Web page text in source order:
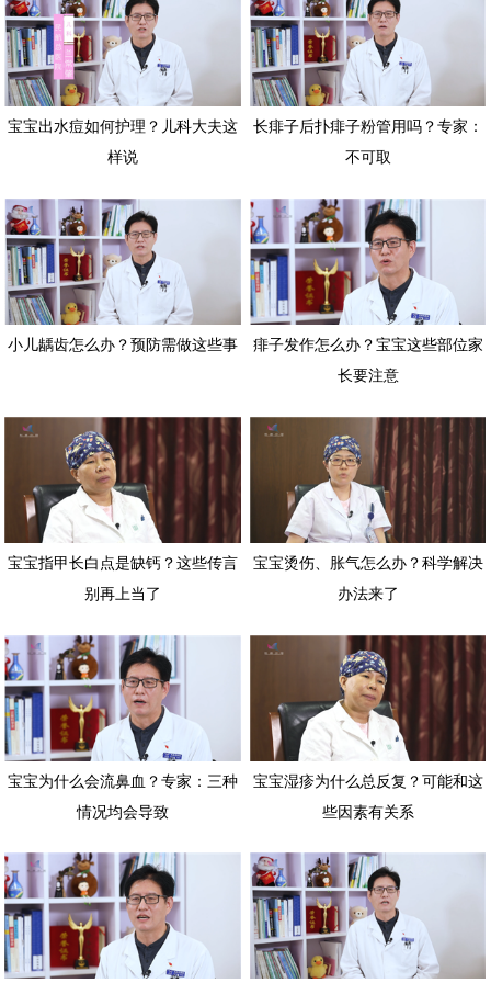
宝宝出水痘如何护理？儿科大夫这
样说
长痱子后扑痱子粉管用吗？专家：
不可取
小儿龋齿怎么办？预防需做这些事
痱子发作怎么办？宝宝这些部位家
长要注意
宝宝指甲长白点是缺钙？这些传言
别再上当了
宝宝烫伤、胀气怎么办？科学解决
办法来了
宝宝为什么会流鼻血？专家：三种
情况均会导致
宝宝湿疹为什么总反复？可能和这
些因素有关系